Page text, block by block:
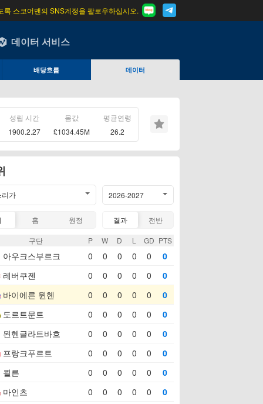
록 스코어맨의 SNS계정을 팔로우하십시오.
데이터 서비스
배당흐름 데이터
성립 시간
1900.2.27
몸값
£1034.45M
평균연령
26.2
리가 2026-2027
홈 원정 결과 전반
구단 P W D L GD PTS
아우크스부르크 0 0 0 0 0 0
레버쿠젠 0 0 0 0 0 0
바이에른 뮌헨 0 0 0 0 0 0
도르트문트 0 0 0 0 0 0
묀헨글라트바흐 0 0 0 0 0 0
프랑크푸르트 0 0 0 0 0 0
쾰른 0 0 0 0 0 0
마인츠 0 0 0 0 0 0